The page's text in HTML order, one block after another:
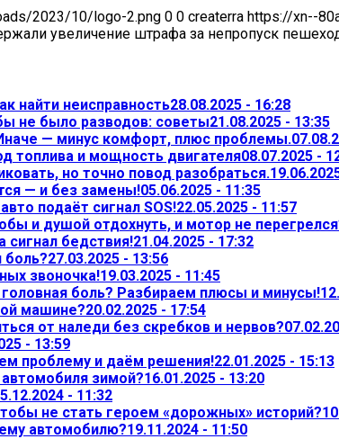
2023/10/logo-2.png 0 0 createrra https://xn--
увеличение штрафа за непропуск
найти неисправность28.08.2025 - 16:28
не было разводов: советы21.08.2025 - 13:35
— минус комфорт, плюс проблемы.
топлива и мощность двигателя08.07.2025 -
но точно повод разобраться.
— и без замены!05.06.2025 - 11:35
подаёт сигнал SOS!22.05.2025 - 11:57
и душой отдохнуть, и мотор не
сигнал бедствия!21.04.2025 - 17:32
боль?27.03.2025 - 13:56
звоночка!19.03.2025 - 11:45
боль? Разбираем плюсы и минусы!
машине?20.02.2025 - 17:54
от наледи без скребков и нервов?
- 13:59
проблему и даём решения!22.01.2025 - 15:13
зимой?16.01.2025 - 13:20
- 11:32
не стать героем «дорожных» историй?
автомобилю?19.11.2024 - 11:50